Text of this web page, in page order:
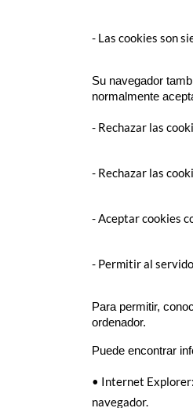
- Las cookies son
Su navegador
normalmente
- Rechazar las
- Rechazar las
- Aceptar cookies
- Permitir al
Para permitir,
ordenador.
Puede encontrar
• Internet
navegador.